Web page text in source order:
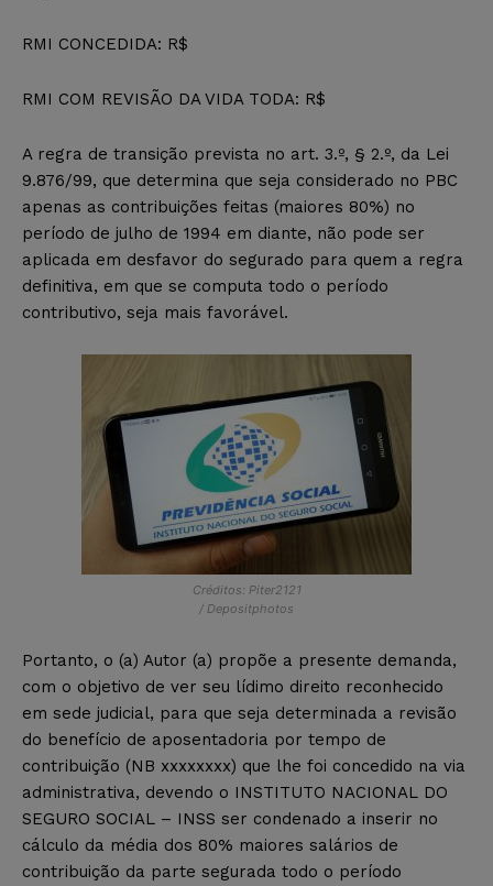
RMI CONCEDIDA: R$
RMI COM REVISÃO DA VIDA TODA: R$
A regra de transição prevista no art. 3.º, § 2.º, da Lei
9.876/99, que determina que seja considerado no PBC
apenas as contribuições feitas (maiores 80%) no
período de julho de 1994 em diante, não pode ser
aplicada em desfavor do segurado para quem a regra
definitiva, em que se computa todo o período
contributivo, seja mais favorável.
Créditos: Piter2121
/ Depositphotos
Portanto, o (a) Autor (a) propõe a presente demanda,
com o objetivo de ver seu lídimo direito reconhecido
em sede judicial, para que seja determinada a revisão
do benefício de aposentadoria por tempo de
contribuição (NB xxxxxxxx) que lhe foi concedido na via
administrativa, devendo o INSTITUTO NACIONAL DO
SEGURO SOCIAL – INSS ser condenado a inserir no
cálculo da média dos 80% maiores salários de
contribuição da parte segurada todo o período